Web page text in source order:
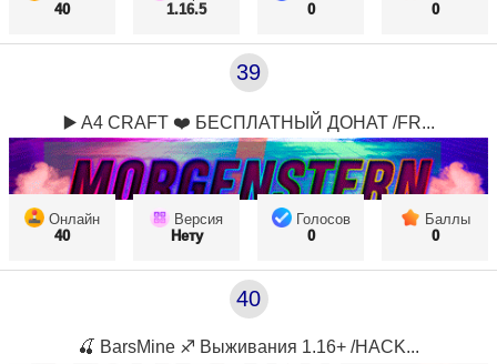
40
1.16.5
0
0
39
▶️ A4 CRAFT ❤️ БЕСПЛАТНЫЙ ДОНАТ /FR...
Онлайн
40
Версия
Нету
Голосов
0
Баллы
0
40
🍒 BarsMine ♐ Выживания 1.16+ /HACK...